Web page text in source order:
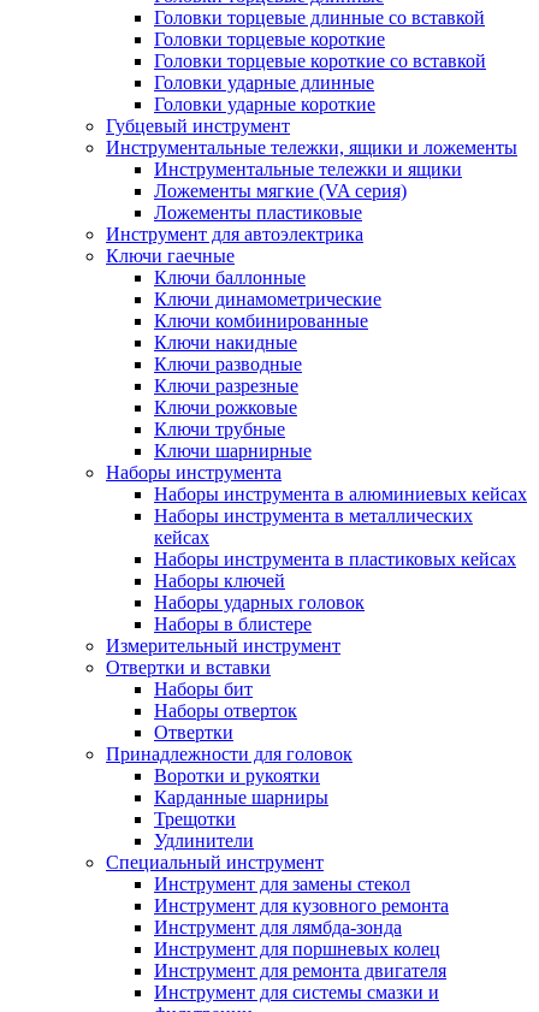
Головки торцевые длинные со вставкой
Головки торцевые короткие
Головки торцевые короткие со вставкой
Головки ударные длинные
Головки ударные короткие
Губцевый инструмент
Инструментальные тележки, ящики и ложементы
Инструментальные тележки и ящики
Ложементы мягкие (VA серия)
Ложементы пластиковые
Инструмент для автоэлектрика
Ключи гаечные
Ключи баллонные
Ключи динамометрические
Ключи комбинированные
Ключи накидные
Ключи разводные
Ключи разрезные
Ключи рожковые
Ключи трубные
Ключи шарнирные
Наборы инструмента
Наборы инструмента в алюминиевых кейсах
Наборы инструмента в металлических
кейсах
Наборы инструмента в пластиковых кейсах
Наборы ключей
Наборы ударных головок
Наборы в блистере
Измерительный инструмент
Отвертки и вставки
Наборы бит
Наборы отверток
Отвертки
Принадлежности для головок
Воротки и рукоятки
Карданные шарниры
Трещотки
Удлинители
Специальный инструмент
Инструмент для замены стекол
Инструмент для кузовного ремонта
Инструмент для лямбда-зонда
Инструмент для поршневых колец
Инструмент для ремонта двигателя
Инструмент для системы смазки и